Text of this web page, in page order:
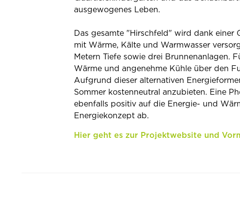
ausgewogenes Leben.
Das gesamte "Hirschfeld" wird dank einer
mit Wärme, Kälte und Warmwasser
Metern Tiefe sowie drei Brunnenanlagen.
Wärme und angenehme Kühle über den
Aufgrund dieser alternativen
Sommer kostenneutral anzubieten. Eine
ebenfalls positiv auf die Energie- und
Energiekonzept ab.
Hier geht es zur Projektwebsite und